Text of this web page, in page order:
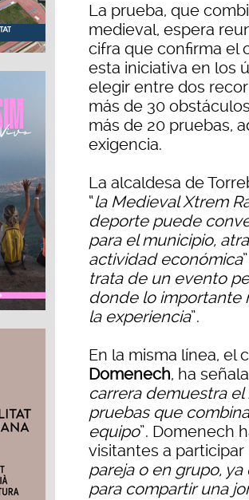
La prueba, que
medieval, espera
cifra que confirma el
esta iniciativa en los
elegir entre dos
más de 30
más de 20 pruebas,
exigencia.
La alcaldesa de
“la Medieval Xtrem
deporte puede
para el municipio,
actividad económica
trata de un evento
donde lo importante
la experiencia”.
En la misma línea, el
Domenech, ha
carrera demuestra
pruebas que
equipo”. Domenech
visitantes a participar
pareja o en grupo,
para compartir una